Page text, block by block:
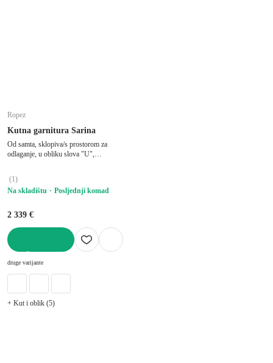
Ropez
Kutna garnitura Sarina
Od samta, sklopiva/s prostorom za
odlaganje, u obliku slova "U",
dubina sjedala 82 cm
(1)
Na skladištu
Posljednji komad
2 339 €
druge varijante
+ Kut i oblik (5)